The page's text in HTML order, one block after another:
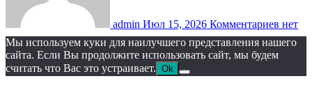
admin Июл 15, 2026 Комментариев нет
Мы используем куки для наилучшего представления нашего
сайта. Если Вы продолжите использовать сайт, мы будем
считать что Вас это устраивает. Ok